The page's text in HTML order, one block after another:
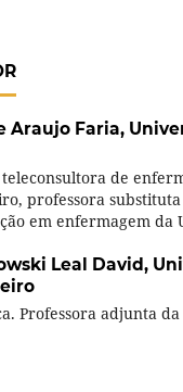
Araujo Faria,
de
professora
em enfermagem da
Leal David,
Professora adjunta